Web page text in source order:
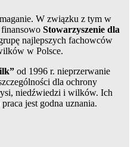
W związku z tym w
Stowarzyszenie dla
najlepszych fachowców
w Polsce.
od 1996 r. nieprzerwanie
dla ochrony
niedźwiedzi i wilków. Ich
jest godna uznania.